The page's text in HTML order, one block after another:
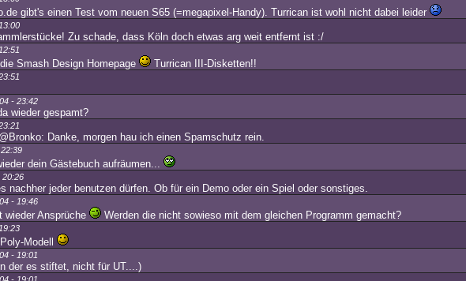
gibt's einen Test vom neuen S65 (=megapixel-Handy). Turrican ist wohl nicht dabei leider
Zu schade, dass Köln doch etwas arg weit entfernt ist :/
Smash Design Homepage
Turrican III-Disketten!!
- 23:42
wieder gespamt?
Danke, morgen hau ich einen Spamschutz rein.
dein Gästebuch aufräumen...
20:26
nachher jeder benutzen dürfen. Ob für ein Demo oder ein Spiel oder sonstiges.
- 19:46
wieder Ansprüche
Werden die nicht sowieso mit dem gleichen Programm gemacht?
Modell
- 19:01
der es stiftet, nicht für UT....)